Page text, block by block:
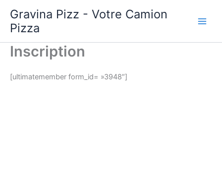
contenu
Gravina Pizz - Votre Camion
Pizza
Inscription
[ultimatemember form_id= »3948″]